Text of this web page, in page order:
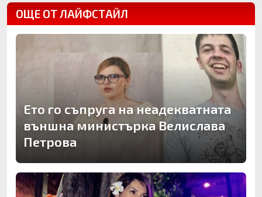
ОЩЕ ОТ ЛАЙФСТАЙЛ
Ето го съпруга на неадекватната
външна министърка Велислава
Петрова